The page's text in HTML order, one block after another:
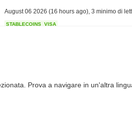
August 06 2026 (16 hours ago) 3 minimo di
STABLECOINS VISA
CRYPTO REGULATIONS TRADING
Prova a navigare in un'altra